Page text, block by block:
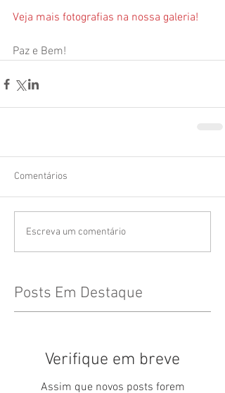
Veja mais fotografias na nossa galeria!
Paz e Bem!
Comentários
Escreva um comentário
Posts Em Destaque
Verifique em breve
Assim que novos posts forem